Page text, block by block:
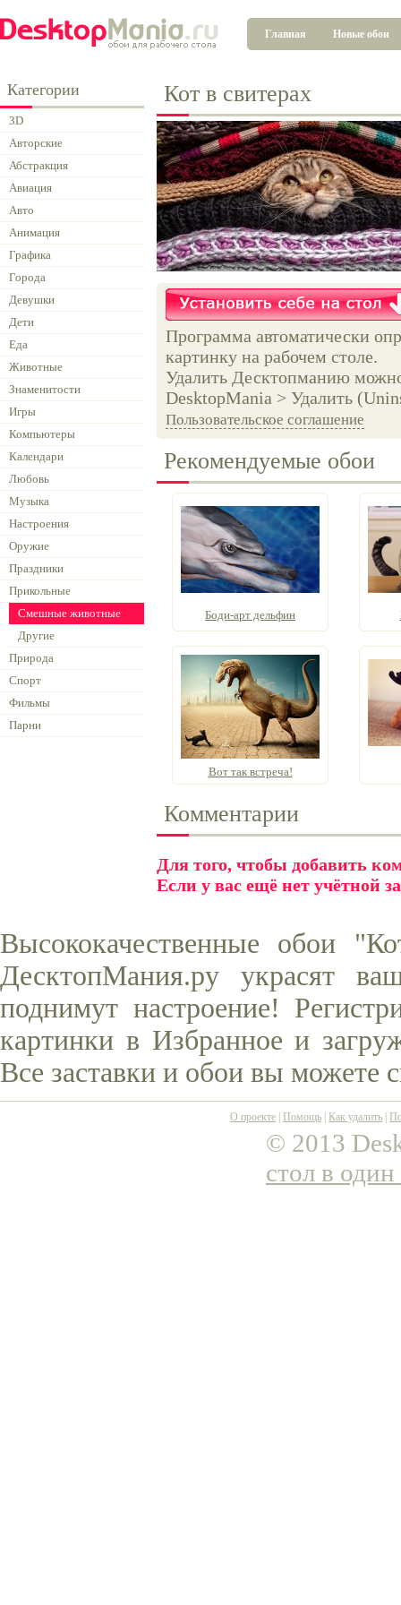
Главная Новые обои
Категории
3D
Авторские
Абстракция
Авиация
Авто
Анимация
Графика
Города
Девушки
Дети
Еда
Животные
Знаменитости
Игры
Компьютеры
Календари
Любовь
Музыка
Настроения
Оружие
Праздники
Прикольные
Смешные животные
Другие
Природа
Спорт
Фильмы
Парни
Кот в свитерах
Программа автоматически
картинку на рабочем столе.
Удалить Десктопманию
DesktopMania > Удалить
Пользовательское соглашение
Рекомендуемые обои
Боди-арт дельфин
Вот так встреча!
Комментарии
Для того, чтобы добавить
Если у вас ещё нет учётной
Высококачественные обои
ДесктопМания.ру украсят
поднимут настроение!
картинки в Избранное и
Все заставки и обои вы можете
О проекте Помощь Как удалить
© 2013
стол в